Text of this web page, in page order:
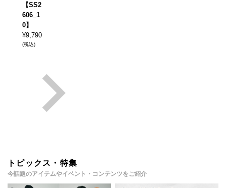
【SS2
606_1
0】
¥9,790
(税込)
トピックス・特集
今話題のアイテムやイベント・コンテンツをご紹介